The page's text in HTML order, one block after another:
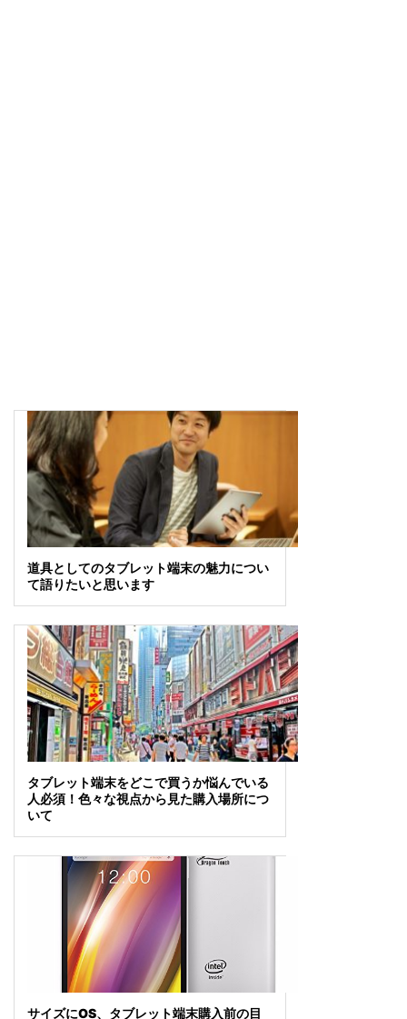
道具としてのタブレット端末の魅力につい
て語りたいと思います
タブレット端末をどこで買うか悩んでいる
人必須！色々な視点から見た購入場所につ
いて
サイズにOS、タブレット端末購入前の目